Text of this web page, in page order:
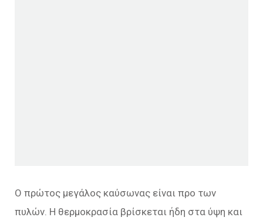
Ο πρώτος μεγάλος καύσωνας είναι προ των
πυλών. Η θερμοκρασία βρίσκεται ήδη στα ύψη και